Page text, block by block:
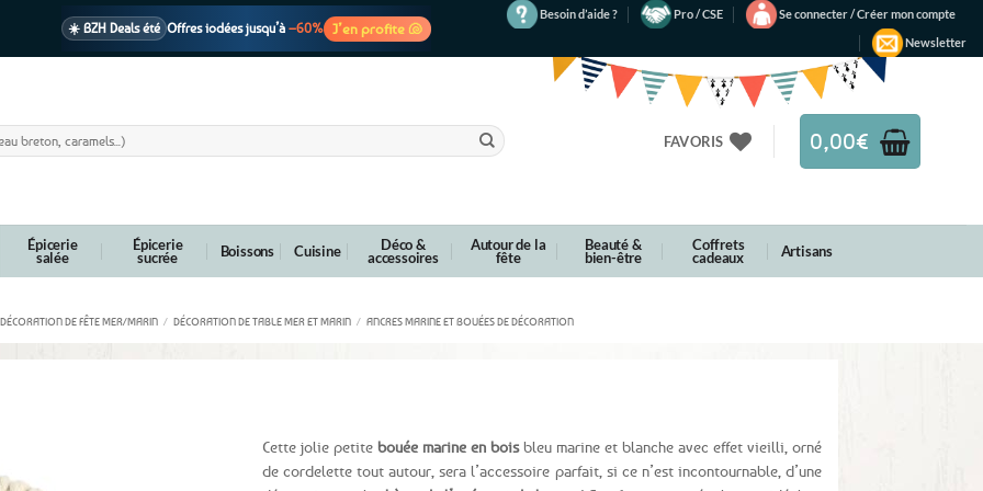
☀️ BZH Deals été Offres iodées jusqu’à –60% J’en profite 🐚
Besoin d’aide ? Pro / CSE
Se connecter / Créer mon compte
Newsletter
FAVORIS 0,00€
Épicerie
salée
Épicerie
sucrée Boissons Cuisine Déco &
accessoires
Autour de la
fête
Beauté &
bien-être
Coffrets
cadeaux Artisans
DÉCORATION DE FÊTE MER/MARIN / DÉCORATION DE TABLE MER ET MARIN / ANCRES MARINE ET BOUÉES DE DÉCORATION
Cette jolie petite bouée marine en boisbleu marine et blanche avec effet vieilli, orné
de cordelette tout autour, sera l’accessoire parfait, si ce n’est incontournable, d’une